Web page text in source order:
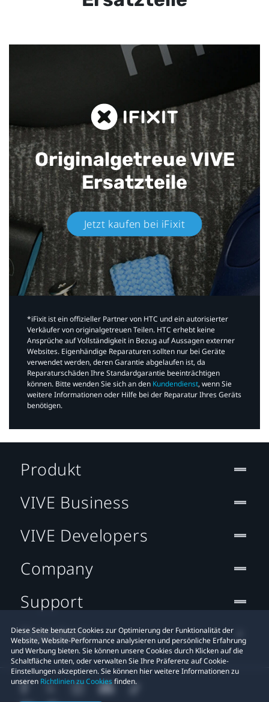
Originalgetreue VIVE
Ersatzteile
Jetzt kaufen bei iFixit​
*iFixit ist ein offizieller Partner von HTC und ein autorisierter
Verkäufer von originalgetreuen Teilen. HTC erhebt keine
Ansprüche auf Vollständigkeit in Bezug auf Aussagen externer
Websites. Eigenhändige Reparaturen sollten nur bei Geräte
verwendet werden, deren Garantie abgelaufen ist, da
Reparaturschäden Ihre Standardgarantie beeinträchtigen
können. Bitte wenden Sie sich an den Kundendienst, wenn Sie
weitere Informationen oder Hilfe bei der Reparatur Ihres Geräts
benötigen.​
Diese Seite benutzt Cookies zur Optimierung der Funktionalität der
Website, Website-Performance analysieren und persönliche Erfahrung
und Werbung bieten. Sie können unsere Cookies durch Klicken auf die
Schaltfläche unten, oder verwalten Sie Ihre Präferenz auf Cookie-
Einstellungen akzeptieren. Sie können hier weitere Informationen zu
unseren Richtlinien zu Cookiesfinden.
Produkt
VIVE Business
VIVE Developers
Company
Support
Standort